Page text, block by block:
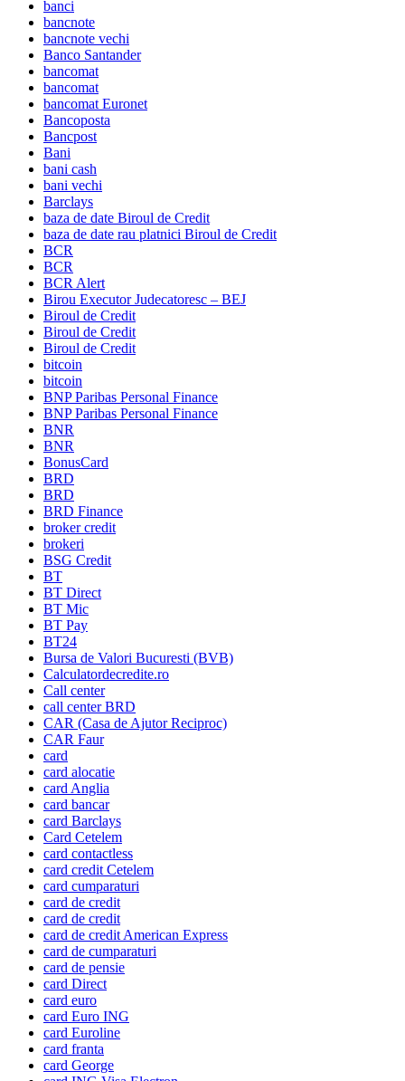
banci
bancnote
bancnote vechi
Banco Santander
bancomat
bancomat
bancomat Euronet
Bancoposta
Bancpost
Bani
bani cash
bani vechi
Barclays
baza de date Biroul de Credit
baza de date rau platnici Biroul de Credit
BCR
BCR
BCR Alert
Birou Executor Judecatoresc – BEJ
Biroul de Credit
Biroul de Credit
Biroul de Credit
bitcoin
bitcoin
BNP Paribas Personal Finance
BNP Paribas Personal Finance
BNR
BNR
BonusCard
BRD
BRD
BRD Finance
broker credit
brokeri
BSG Credit
BT
BT Direct
BT Mic
BT Pay
BT24
Bursa de Valori Bucuresti (BVB)
Calculatordecredite.ro
Call center
call center BRD
CAR (Casa de Ajutor Reciproc)
CAR Faur
card
card alocatie
card Anglia
card bancar
card Barclays
Card Cetelem
card contactless
card credit Cetelem
card cumparaturi
card de credit
card de credit
card de credit American Express
card de cumparaturi
card de pensie
card Direct
card euro
card Euro ING
card Euroline
card franta
card George